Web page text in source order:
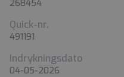
268454
Quick-nr.
491191
Indrykningsdato
04-05-2026